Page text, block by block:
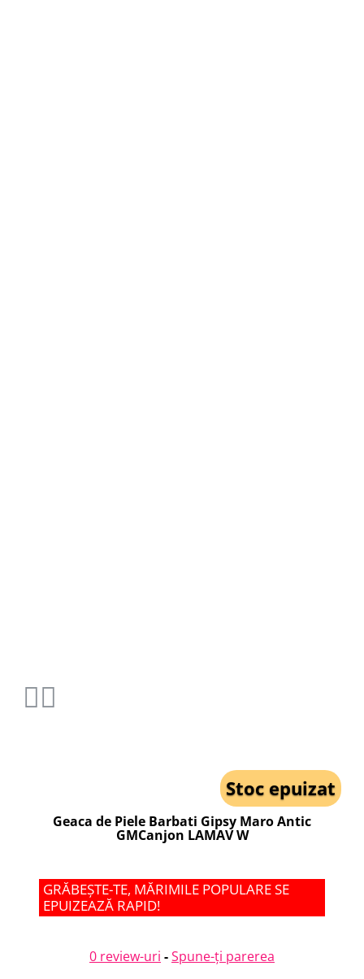
Stoc epuizat
Geaca de Piele Barbati Gipsy Maro Antic
GMCanjon LAMAV W
GRĂBEȘTE-TE, MĂRIMILE POPULARE SE
EPUIZEAZĂ RAPID!
0 review-uri -Spune-ţi parerea